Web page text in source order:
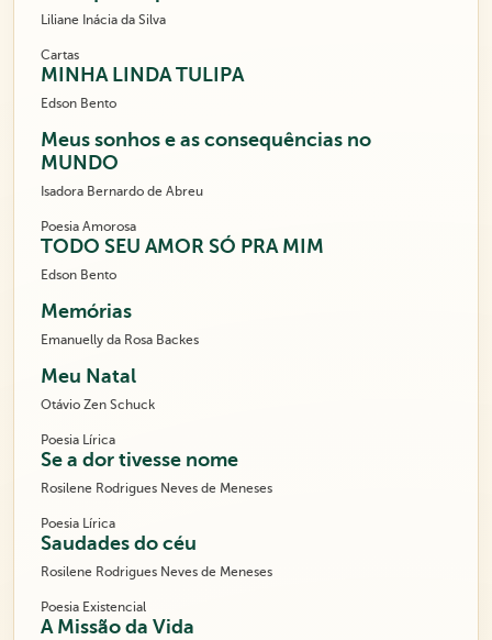
Liliane Inácia da Silva
Cartas
MINHA LINDA TULIPA
Edson Bento
Meus sonhos e as consequências no
MUNDO
Isadora Bernardo de Abreu
Poesia Amorosa
TODO SEU AMOR SÓ PRA MIM
Edson Bento
Memórias
Emanuelly da Rosa Backes
Meu Natal
Otávio Zen Schuck
Poesia Lírica
Se a dor tivesse nome
Rosilene Rodrigues Neves de Meneses
Poesia Lírica
Saudades do céu
Rosilene Rodrigues Neves de Meneses
Poesia Existencial
A Missão da Vida